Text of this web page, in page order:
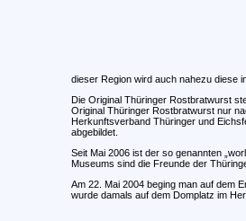
dieser Region wird auch nahezu diese
Die Original Thüringer Rostbratwurst
Original Thüringer Rostbratwurst nur
Herkunftsverband Thüringer und
abgebildet.
Seit Mai 2006 ist der so genannten
Museums sind die Freunde der
Am 22. Mai 2004 beging man auf dem
wurde damals auf dem Domplatz im